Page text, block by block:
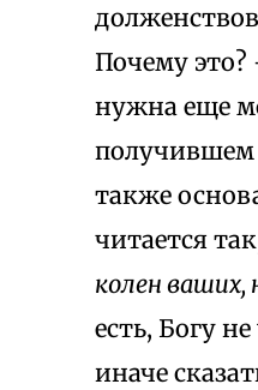
Почему
нужна еще
получившем
также
читается
колен
есть, Богу
иначе